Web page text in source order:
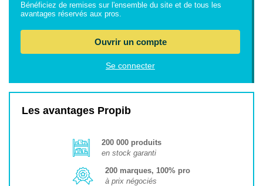
Bénéficiez de remises sur l'ensemble du site et de tous les
avantages réservés aux pros.
Ouvrir un compte
Se connecter
Les avantages Propib
200 000 produits
en stock garanti
200 marques, 100% pro
à prix négociés